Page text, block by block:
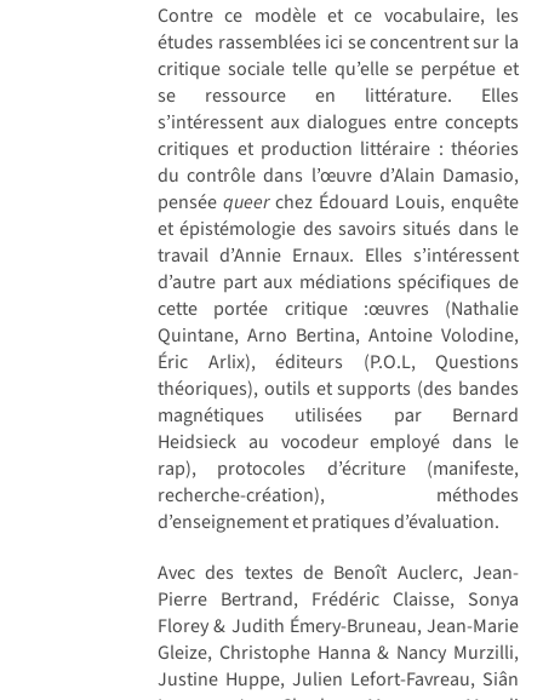
Contre ce modèle et ce vocabulaire, les
études rassemblées ici se concentrent sur la
critique sociale telle qu’elle se perpétue et
se ressource en littérature. Elles
s’intéressent aux dialogues entre concepts
critiques et production littéraire : théories
du contrôle dans l’œuvre d’Alain Damasio,
penséequeerchez Édouard Louis, enquête
et épistémologie des savoirs situés dans le
travail d’Annie Ernaux. Elles s’intéressent
d’autre part aux médiations spécifiques de
cette portée critique :œuvres (Nathalie
Quintane, Arno Bertina, Antoine Volodine,
Éric Arlix), éditeurs (P.O.L, Questions
théoriques), outils et supports (des bandes
magnétiques utilisées par Bernard
Heidsieck au vocodeur employé dans le
rap), protocoles d’écriture (manifeste,
recherche-création), méthodes
d’enseignement et pratiques d’évaluation.
Avec des textes de Benoît Auclerc, Jean-
Pierre Bertrand, Frédéric Claisse, Sonya
Florey & Judith Émery-Bruneau, Jean-Marie
Gleize, Christophe Hanna & Nancy Murzilli,
Justine Huppe, Julien Lefort-Favreau, Siân